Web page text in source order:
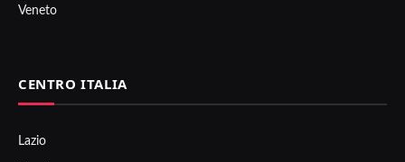
Veneto
CENTRO ITALIA
Lazio